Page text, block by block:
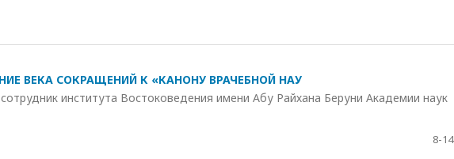
ВЕКА СОКРАЩЕНИЙ К «КАНОНУ ВРАЧЕБНОЙ НАУ
института Востоковедения имени Абу Райхана Беруни Академии наук
8-14